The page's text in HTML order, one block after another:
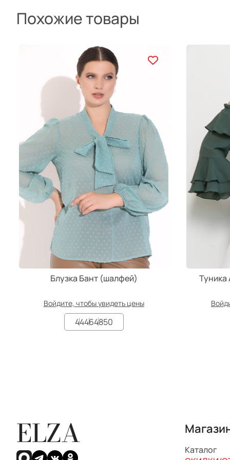
Похожие товары
Блузка Бант (шалфей)
Войдите, чтобы увидеть цены
44464850
ELZA
Каталог